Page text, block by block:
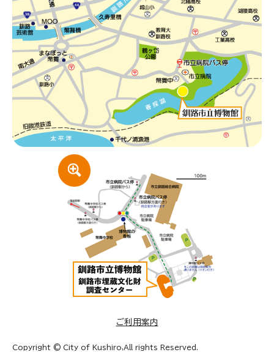
ご利用案内
Copyright © City of Kushiro,All rights Reserved.